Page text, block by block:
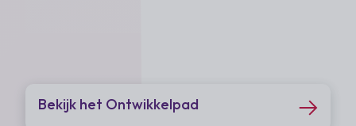
Bekijk het Ontwikkelpad